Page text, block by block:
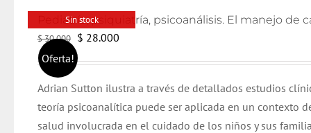
Sin stock
Oferta!
$30.000
El
precio
era:
$ 30.000.
$ 28.000El
es:
$ 28.000.
Adrian Sutton ilustra a través de detallados estudios
teoría psicoanalítica puede ser aplicada en un contexto
salud involucrada en el cuidado de los niños y sus